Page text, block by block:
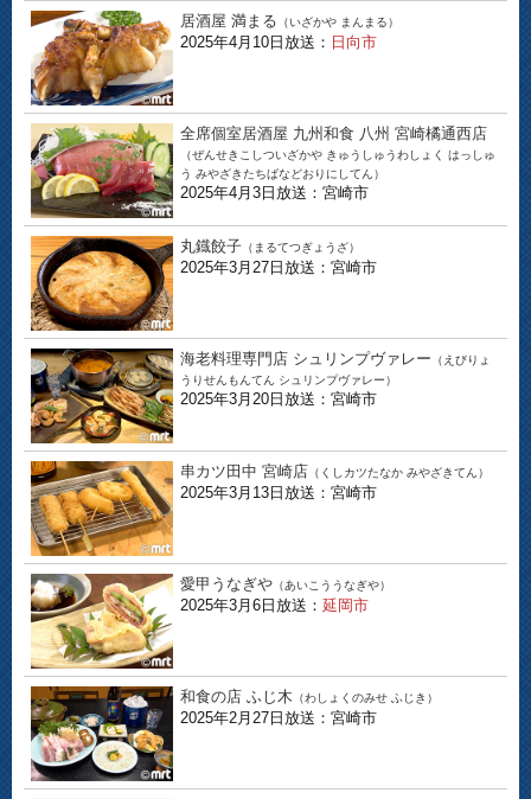
居酒屋 満まる （いざかや まんまる）
2025年4月10日放送： 日向市
全席個室居酒屋 九州和食 八州 宮崎橘通西店
（ぜんせきこしついざかや きゅうしゅうわしょく はっしゅ
う みやざきたちばなどおりにしてん）
2025年4月3日放送：宮崎市
丸鐡餃子 （まるてつぎょうざ）
2025年3月27日放送：宮崎市
海老料理専門店 シュリンプヴァレー （えびりょ
うりせんもんてん シュリンプヴァレー）
2025年3月20日放送：宮崎市
串カツ田中 宮崎店 （くしカツたなか みやざきてん）
2025年3月13日放送：宮崎市
愛甲うなぎや （あいこううなぎや）
2025年3月6日放送： 延岡市
和食の店 ふじ木 （わしょくのみせ ふじき）
2025年2月27日放送：宮崎市